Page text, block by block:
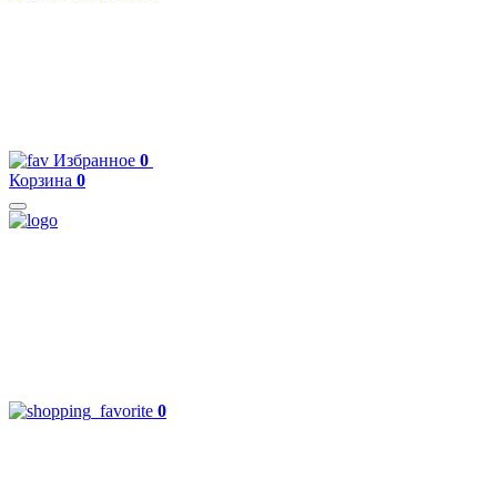
Избранное 0
Корзина 0
0